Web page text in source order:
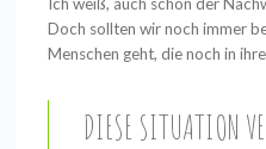
Doch sollten wir noch immer
Menschen geht, die noch in
DIESE SITUATION